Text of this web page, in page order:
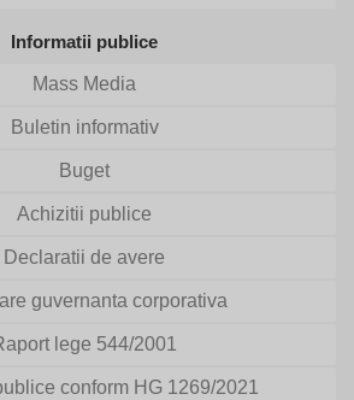
Informatii publice
Mass Media
Buletin informativ
Buget
Achizitii publice
Declaratii de avere
guvernanta corporativa
lege 544/2001
conform HG 1269/2021